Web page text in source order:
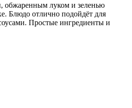
обжаренным луком и зеленью
Блюдо отлично подойдёт для
Простые ингредиенты и